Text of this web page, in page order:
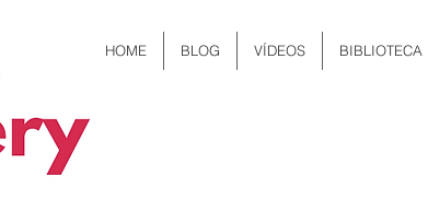
HOME BLOG VÍDEOS BIBLIOTECA